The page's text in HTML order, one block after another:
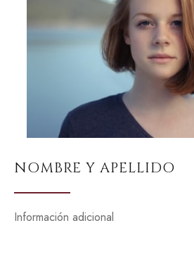
NOMBRE Y APELLIDO
Información adicional